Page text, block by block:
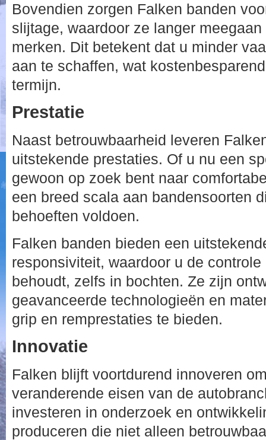
Bovendien zorgen Falken banden
slijtage, waardoor ze langer
merken. Dit betekent dat u minder
aan te schaffen, wat
termijn.
Prestatie
Naast betrouwbaarheid leveren
uitstekende prestaties. Of u nu een
gewoon op zoek bent naar
een breed scala aan bandensoorten
behoeften voldoen.
Falken banden bieden een
responsiviteit, waardoor u de
behoudt, zelfs in bochten. Ze zijn
geavanceerde technologieën en
grip en remprestaties te bieden.
Innovatie
Falken blijft voortdurend innoveren
veranderende eisen van de
investeren in onderzoek en
produceren die niet alleen